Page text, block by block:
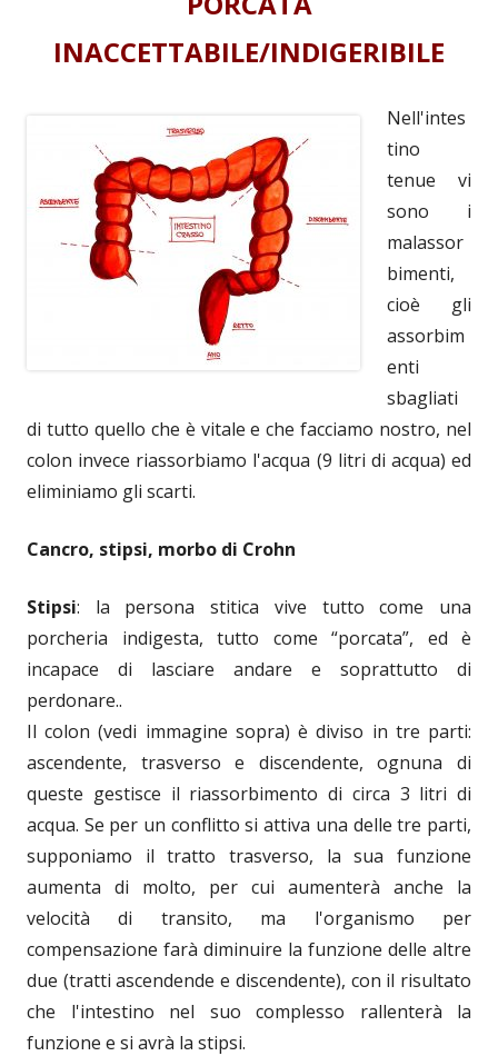
INACCETTABILE/INDIGERIBILE
Nell'intes
tino
tenue vi
sono i
malassor
bimenti,
cioè gli
assorbim
enti
sbagliati
di tutto quello che è vitale e che facciamo nostro, nel
colon invece riassorbiamo l'acqua (9 litri di acqua) ed
eliminiamo gli scarti.
Cancro, stipsi, morbo di Crohn
Stipsi: la persona stitica vive tutto come una
porcheria indigesta, tutto come “porcata”, ed è
incapace di lasciare andare e soprattutto di
perdonare..
Il colon (vedi immagine sopra) è diviso in tre parti:
ascendente, trasverso e discendente, ognuna di
queste gestisce il riassorbimento di circa 3 litri di
acqua. Se per un conflitto si attiva una delle tre parti,
supponiamo il tratto trasverso, la sua funzione
aumenta di molto, per cui aumenterà anche la
velocità di transito, ma l'organismo per
compensazione farà diminuire la funzione delle altre
due (tratti ascendende e discendente), con il risultato
che l'intestino nel suo complesso rallenterà la
funzione e si avrà la stipsi.